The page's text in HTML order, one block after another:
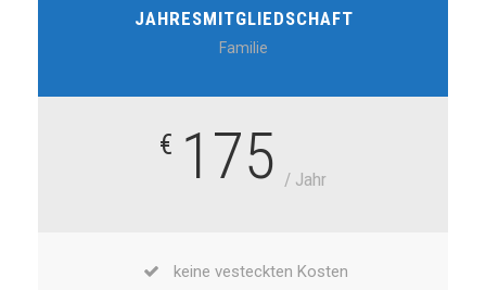
JAHRESMITGLIEDSCHAFT
Familie
€ 175 / Jahr
keine vesteckten Kosten